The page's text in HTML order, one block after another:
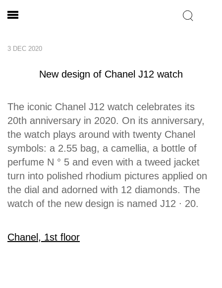
3 DEC 2020
New design of Chanel J12 watch
The iconic Chanel J12 watch celebrates its
20th anniversary in 2020. On its anniversary,
the watch plays around with twenty Chanel
symbols: a 2.55 bag, a camellia, a bottle of
perfume N ° 5 and even with a tweed jacket
turn into polished rhodium pictures applied on
the dial and adorned with 12 diamonds. The
watch of the new design is named J12 ∙ 20.
Chanel, 1st floor